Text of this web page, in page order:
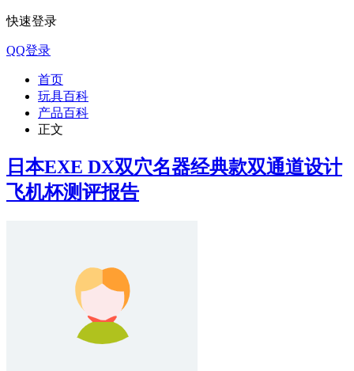
快速登录
QQ登录
首页
玩具百科
产品百科
正文
日本EXE DX双穴名器经典款双通道设计
飞机杯测评报告